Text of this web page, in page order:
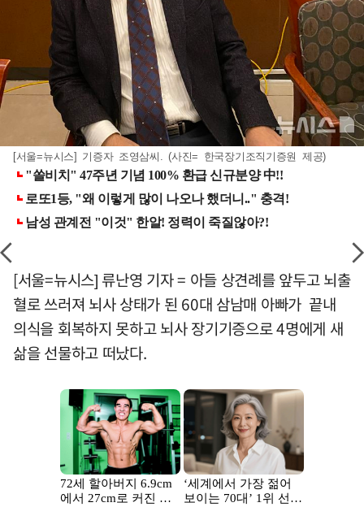
[서울=뉴시스] 기증자 조영삼씨. (사진= 한국장기조직기증원 제공)
[서울=뉴시스] 류난영 기자 = 아들 상견례를 앞두고 뇌출
혈로 쓰러져 뇌사 상태가 된 60대 삼남매 아빠가 끝내
의식을 회복하지 못하고 뇌사 장기기증으로 4명에게 새
삶을 선물하고 떠났다.